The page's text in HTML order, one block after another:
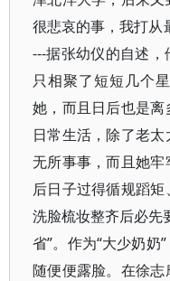
很悲哀的事，我打从
---据张幼仪的自述，
只相聚了短短几个
她，而且日后也是
日常生活，除了老
无所事事，而且她
后日子过得循规蹈矩
洗脸梳妆整齐后必先
省”。作为“大少奶奶
随便便露脸。在徐